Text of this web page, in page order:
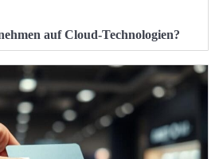
auf Cloud-Technologien?